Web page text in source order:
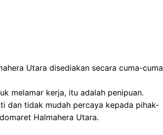
Utara disediakan secara cuma-cuma
melamar kerja, itu adalah penipuan.
dan tidak mudah percaya kepada pihak-
Halmahera Utara.